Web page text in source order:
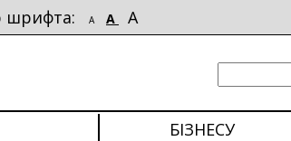
шрифта: A A A
БІЗНЕСУ